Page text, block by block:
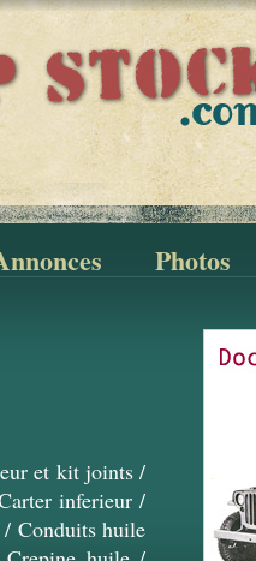
Photos
et kit joints/
inferieur/
Conduits huile